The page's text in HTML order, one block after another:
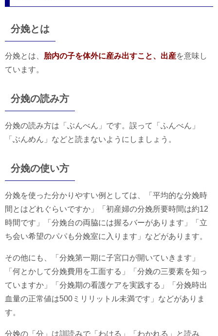
分娩とは
分娩とは、 胎内の子を体外に産み出すこと、出産を意味し
ています。
分娩の読み方
分娩の読み方は「ぶんべん」です。誤って「ふんべん」
「ぶんめん」などと読まないようにしましょう。
分娩の使い方
分娩を使った分かりやすい例としては、「平均的な分娩時
間とはどれぐらいですか」「初産婦の分娩所要時間は約12
時間です」「分娩台の両脇には握るバーがあります」「立
ち会い希望のパパも分娩室に入ります」などがあります。
その他にも、「分娩第一期に子宮口が開いていきます」
「何とかして分娩費用を工面する」「分娩の三要素を知っ
ていますか」「分娩期の看護ケアを実践する」「分娩時出
血量の正常値は500ミリリットル未満です」などがありま
す。
分娩の「分」は訓読みで「わける」「わかれる」と読み、